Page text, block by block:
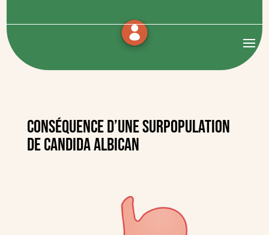
Conséquence d’une surpopulation
de Candida Albican